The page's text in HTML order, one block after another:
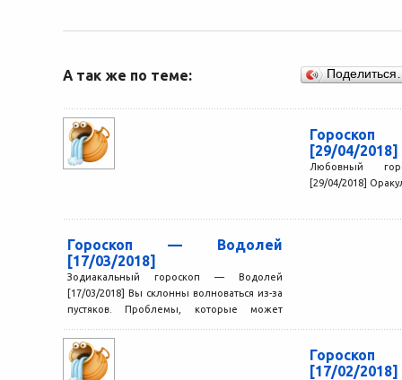
А так же по теме:
[29/04/2018]
Любовный
[29/04/2018]
Гороскоп — Водолей
[17/03/2018]
Зодиакальный гороскоп — Водолей
[17/03/2018] Вы склонны волноваться из-за
пустяков. Проблемы, которые может
[17/02/2018]